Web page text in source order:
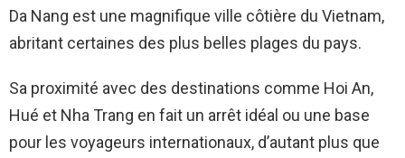
Da Nang est une magnifique ville côtière du Vietnam,
abritant certaines des plus belles plages du pays.
Sa proximité avec des destinations comme Hoi An,
Hué et Nha Trang en fait un arrêt idéal ou une base
pour les voyageurs internationaux, d’autant plus que